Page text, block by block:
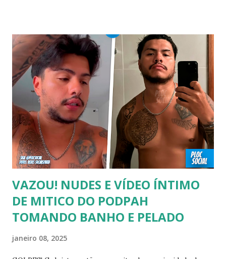
00:04 Abertura do vídeo: 00:15 AVISO 00:18 Não é
recomendado “retirar alguém do armário”, sexualidade e
tempo é algo particular de cada indivíduo, cabendo somente
a ele sair ou não. As pessoas mencionadas nesse vídeo
escolheram ser públicas e antes deste TODAS já tiveram a
sexualidade exposta. MAIORES DE 60 ANOS Tuca Andrada
00:41 Famosos foi flagrado beijando outro homem no
carnaval do Rio Alexandre Frota 00:56 Ator se diz hetero,
mas fez filmes com tr...
VAZOU! NUDES E VÍDEO ÍNTIMO
DE MITICO DO PODPAH
TOMANDO BANHO E PELADO
janeiro 08, 2025